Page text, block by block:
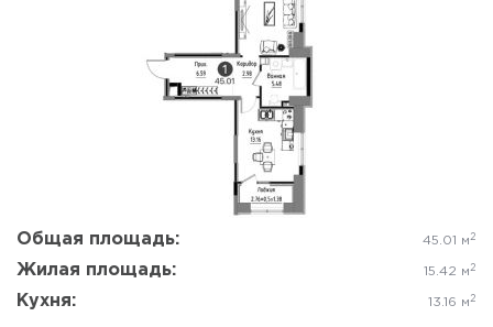
Общая площадь: 45.01 м 2
Жилая площадь: 15.42 м 2
Кухня: 13.16 м 2
Да, удалить Отмена